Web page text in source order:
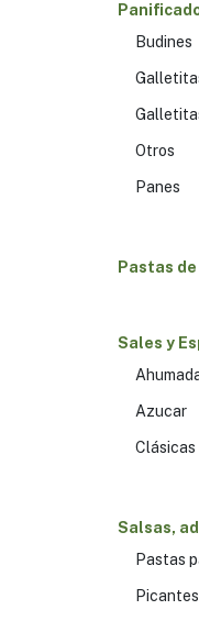
Budines
Otros
Panes
Pastas
Sales y
Azucar
Clásicas
Salsas,
Pastas
Picantes